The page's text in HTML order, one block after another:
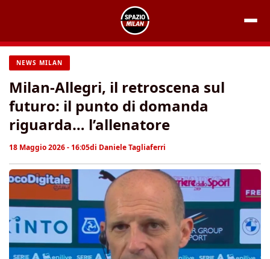
contenuto
NEWS MILAN
Milan-Allegri, il retroscena sul
futuro: il punto di domanda
riguarda… l’allenatore
18 Maggio 2026 - 16:05di Daniele Tagliaferri